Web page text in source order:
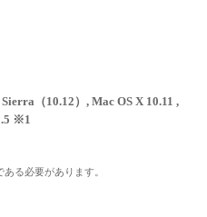
（10.12）, Mac OS X 10.11 ,
※1
る必要があります。